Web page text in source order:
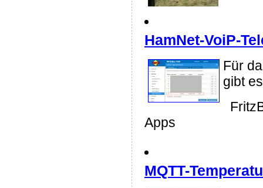
HamNet-VoiP-
Für
gibt
Apps
MQTT-